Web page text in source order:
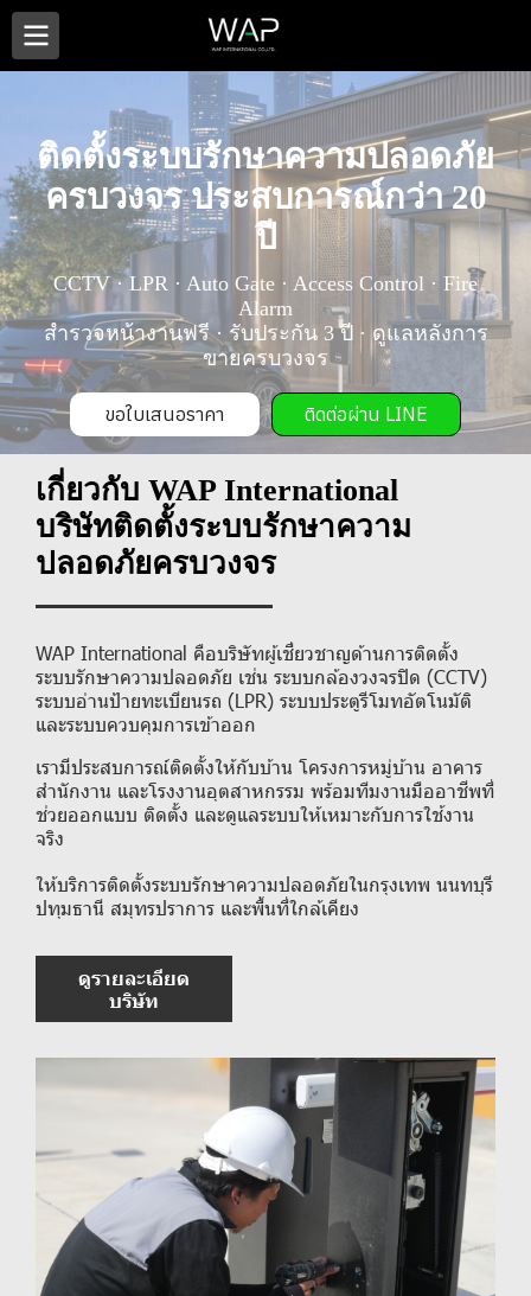
ติดตั้งระบบรักษาความปลอดภัย
ครบวงจร ประสบการณ์กว่า 20
ปี
CCTV · LPR · Auto Gate · Access Control · Fire
Alarm
สำรวจหน้างานฟรี · รับประกัน 3 ปี · ดูแลหลังการ
ขายครบวงจร
ขอใบเสนอราคา ติดต่อผ่าน LINE
เกี่ยวกับ WAP International
บริษัทติดตั้งระบบรักษาความ
ปลอดภัยครบวงจร
WAP International คือบริษัทผู้เชี่ยวชาญด้านการติดตั้ง
ระบบรักษาความปลอดภัย เช่น ระบบกล้องวงจรปิด (CCTV)
ระบบอ่านป้ายทะเบียนรถ (LPR) ระบบประตูรีโมทอัตโนมัติ
และระบบควบคุมการเข้าออก
เรามีประสบการณ์ติดตั้งให้กับบ้าน โครงการหมู่บ้าน อาคาร
สำนักงาน และโรงงานอุตสาหกรรม พร้อมทีมงานมืออาชีพที่
ช่วยออกแบบ ติดตั้ง และดูแลระบบให้เหมาะกับการใช้งาน
จริง
ให้บริการติดตั้งระบบรักษาความปลอดภัยในกรุงเทพ นนทบุรี
ปทุมธานี สมุทรปราการ และพื้นที่ใกล้เคียง
ดูรายละเอียด
บริษัท